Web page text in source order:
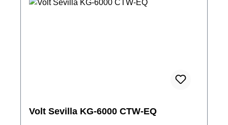
Volt Sevilla KG-6000 CTW-EQ